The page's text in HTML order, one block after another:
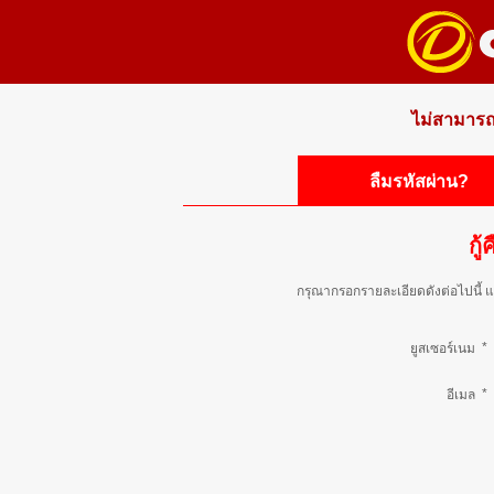
ไม่สามาร
ลืมรหัสผ่าน?
กู้
กรุณากรอกรายละเอียดดังต่อไปนี้
ยูสเซอร์เนม *
อีเมล *